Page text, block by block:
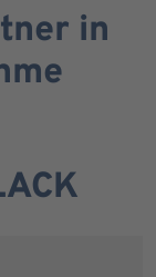
in